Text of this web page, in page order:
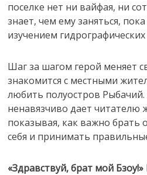
поселке нет ни вайфая, ни
знает, чем ему заняться,
изучением
Шаг за шагом герой меняет
знакомится с местными
любить полуостров
ненавязчиво дает
показывая, как важно брать
себя и принимать
«Здравствуй, брат мой